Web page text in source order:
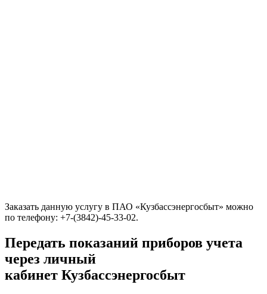
Заказать данную услугу в ПАО «Кузбассэнергосбыт» можно
по телефону: +7-(3842)-45-33-02.
Передать показаний приборов учета
через личный
кабинет Кузбассэнергосбыт